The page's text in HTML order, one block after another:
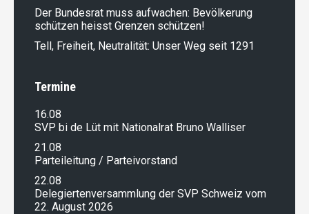
Der Bundesrat muss aufwachen: Bevölkerung
schützen heisst Grenzen schützen!
Tell, Freiheit, Neutralität: Unser Weg seit 1291
Termine
16.08
SVP bi de Lüt mit Nationalrat Bruno Walliser
21.08
Parteileitung / Parteivorstand
22.08
Delegiertenversammlung der SVP Schweiz vom
22. August 2026